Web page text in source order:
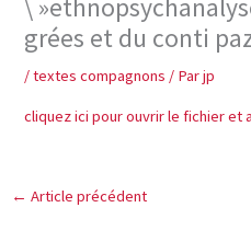
\
grées et du conti
/textes compagnons / Parjp
cliquez ici pour ouvrir le fichier et
← Article précédent